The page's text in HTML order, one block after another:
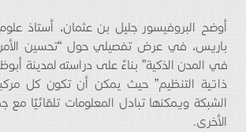
أوضح البروفيسور جليل بن عثمان، أستاذ
باريس، في عرض تفصيلي حول “تحسين
في المدن الذكية” بناءً على دراسته لمدينة
ذاتية التنظيم” حيث يمكن أن تكون كل
الشبكة ويمكنها تبادل المعلومات تلقائيًا مع
الأخرى.